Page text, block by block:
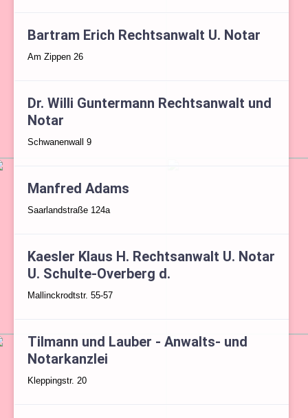
Bartram Erich Rechtsanwalt U. Notar
Am Zippen 26
Dr. Willi Guntermann Rechtsanwalt und
Notar
Schwanenwall 9
Manfred Adams
Saarlandstraße 124a
Kaesler Klaus H. Rechtsanwalt U. Notar
U. Schulte-Overberg d.
Mallinckrodtstr. 55-57
Tilmann und Lauber - Anwalts- und
Notarkanzlei
Kleppingstr. 20